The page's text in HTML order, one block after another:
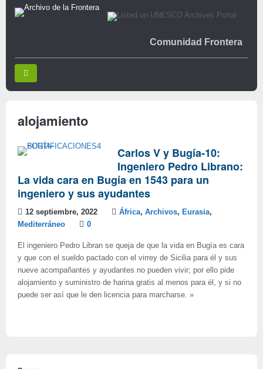
Comunidad Frontera
alojamiento
Carlos V y Bugía-10:
Ingeniero Pedro Librano:
La vida cara en Bugía en 1543 para un
ingeniero y sus ayudantes
12 septiembre, 2022 África, Archivos, Eurasia,
Mediterráneo
0
El ingeniero Pedro Libran se queja de que la vida en Bugía es cara
y que con el sueldo pactado con el virrey de Sicilia para él y sus
nueve acompañantes y ayudantes no pueden vivir; por ello pide
alojamiento y suministro de harina gratis al menos para él, y si no
puede ser así que le den licencia para marcharse. »